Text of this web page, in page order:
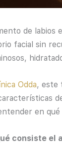
de labios
facial sin
Odda, este
en
consiste el